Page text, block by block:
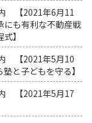
【2021年6月11
も有利な不動産戦
】
【2021年5月10
子どもを守る】
【2021年5月17